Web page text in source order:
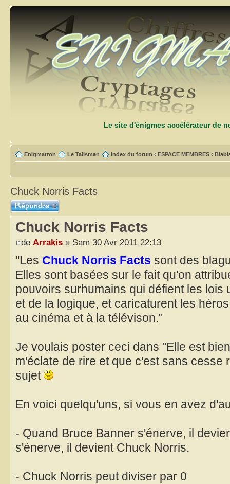
Le site d'énigmes accélérateur de
Enigmatron Le Talisman Index du forum ‹ ESPACE MEMBRES ‹
Chuck Norris Facts
Répondre
Chuck Norris Facts
de Arrakis » Sam 30 Avr 2011 22:13
"Les Chuck Norris Facts sont des
Elles sont basées sur le fait qu'on
pouvoirs surhumains qui défient les lois
et de la logique, et caricaturent les
au cinéma et à la télévison."
Je voulais poster ceci dans "Elle est
m'éclate de rire et que c'est sans cesse
sujet
En voici quelqu'uns, si vous en avez
- Quand Bruce Banner s'énerve, il
s'énerve, il devient Chuck Norris.
- Chuck Norris peut diviser par 0